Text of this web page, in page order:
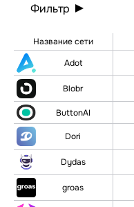
Фильтр
Название сети
Adot
Blobr
ButtonAI
Dori
Dydas
groas